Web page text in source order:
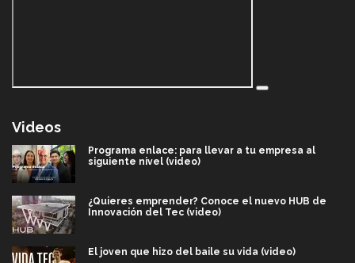
Videos
Programa enlace: para llevar a tu empresa al
siguiente nivel (video)
¿Quieres emprender? Conoce el nuevo HUB de
Innovación del Tec (video)
El joven que hizo del baile su vida (video)